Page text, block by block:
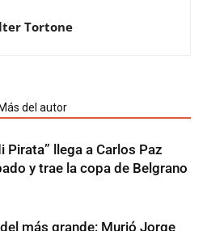
Tortone
Más del autor
Pirata” llega a Carlos Paz
y trae la copa de Belgrano
más grande: Murió Jorge